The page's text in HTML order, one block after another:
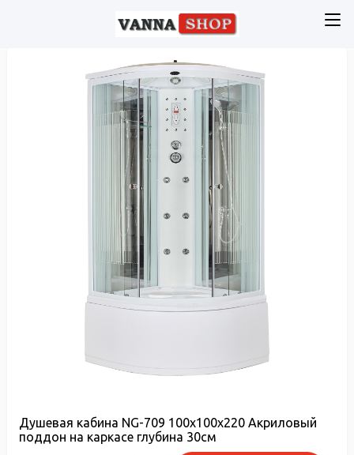
Душевая кабина NG-709 100х100х220 Акриловый
поддон на каркасе глубина 30см